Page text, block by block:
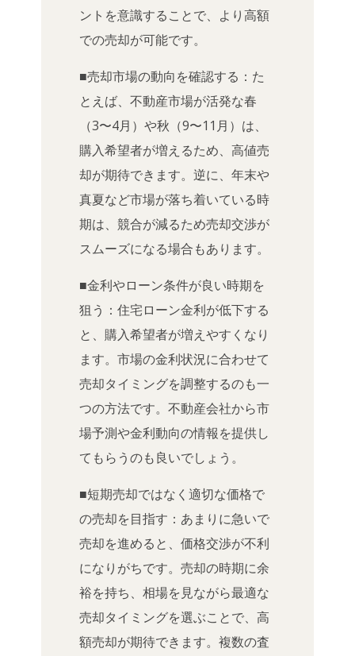
ントを意識することで、より高額
での売却が可能です。
■売却市場の動向を確認する：た
とえば、不動産市場が活発な春
（3〜4月）や秋（9〜11月）は、
購入希望者が増えるため、高値売
却が期待できます。逆に、年末や
真夏など市場が落ち着いている時
期は、競合が減るため売却交渉が
スムーズになる場合もあります。
■金利やローン条件が良い時期を
狙う：住宅ローン金利が低下する
と、購入希望者が増えやすくなり
ます。市場の金利状況に合わせて
売却タイミングを調整するのも一
つの方法です。不動産会社から市
場予測や金利動向の情報を提供し
てもらうのも良いでしょう。
■短期売却ではなく適切な価格で
の売却を目指す：あまりに急いで
売却を進めると、価格交渉が不利
になりがちです。売却の時期に余
裕を持ち、相場を見ながら最適な
売却タイミングを選ぶことで、高
額売却が期待できます。複数の査